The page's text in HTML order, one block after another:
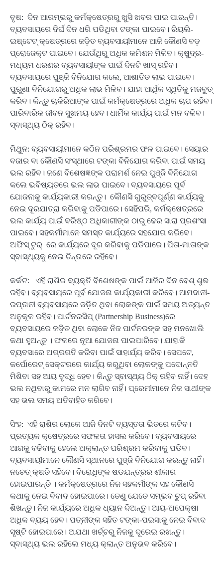
ବୃଷ: ଦିନ ଆରମ୍ଭରୁ କର୍ମକ୍ଷେତ୍ରରୁ ଖୁସି ଖବର ପାଇ ପାରନ୍ତି।
ବ୍ୟବସାୟରେ ଦିର୍ଘ ଦିନ ଧରି ପଡିଥିବା ଟଙ୍କା ପାଇବେ। ରିୟଲି-
ଇଷ୍ଟେଟ୍ କ୍ଷେତ୍ରରେ ଜଡି଼ତ ବ୍ୟବସାୟୀମାନେ ଆଜି କୌଣସି ବଡ଼
ପ୍ରୋଜେକ୍ଟ ପାଇବେ। ଯେଉଁଥିରୁ ଅଧିକ କମିଶନ ମିଳିବ। କ୍ଷୁଦ୍ର-
ମଧ୍ୟମ ଧରଣର ବ୍ୟବସାୟୀଙ୍କ ପାଇଁ ଦିନଟି ଖାସ୍ ରହିବ।
ବ୍ୟବସାୟରେ ପୁଞ୍ଜି ବିନିଯୋଗ କଲେ, ଆଶାତିତ ଲାଭ ପାଇବେ।
ପୁରୁଣା ବିନିଯୋଗରୁ ଅଧିକ ଲାଭ ମିଳିବ। ଯାହା ଆର୍ଥିକ ସ୍ଥିତିକୁ ମଜବୁତ୍
କରିବ। କିନ୍ତୁ ଚାକିରିଆଙ୍କ ପାଇଁ କର୍ମକ୍ଷେତ୍ରରେ ଅଧିକ ଚାପ ରହିବ।
ପାରିବାରିକ ଜୀବନ ସୁଖମୟ ହେବ। ଧାର୍ମିକ କାର୍ଯ୍ୟ ପାଇଁ ମନ ବଳିବ।
ସ୍ବାସ୍ଥ୍ୟ ଠିକ୍ ରହିବ।
ମିଥୁନ: ବ୍ୟବସାୟୀମାନେ କଠିନ ପରିଶ୍ରମର ଫଳ ପାଇବେ। ସେୟାର
ବଜାର ବା କୌଣସି ସଂସ୍ଥାରେ ଟଙ୍କା ବିନିଯୋଗ କରିବା ପାଇଁ ସମୟ
ଭଲ ରହିବ। ଜଣେ ବିଶେଷଜ୍ଞଙ୍କ ପରାମର୍ଶ ନେଇ ପୁଞ୍ଜି ବିନିଯୋଗ
କଲେ ଭବିଷ୍ୟତରେ ଭଲ ଲାଭ ପାଇବେ। ବ୍ୟବସାୟରେ ପୂର୍ବ
ଯୋଜନାକୁ କାର୍ଯ୍ୟକାରୀ କରନ୍ତୁ। କୌଣସି ଗୁରୁତ୍ବପୂର୍ଣ୍ଣ କାର୍ଯ୍ୟକୁ
ନେଇ ଦୂରଯାତ୍ରା କରିବାକୁ ପଡିପାରେ। ସେହିପରି, କର୍ମକ୍ଷେତ୍ରରେ
ଭଲ କାର୍ଯ୍ୟ ପାଇଁ ବରିଷ୍ଠ ଅଧିକାରୀଙ୍କ ଠାରୁ ଢେର ସାରା ପ୍ରଶଂସା
ପାଇବେ। ସହକର୍ମୀମାନେ ସମସ୍ତ କାର୍ଯ୍ୟରେ ସହଯୋଗ କରିବେ।
ଅଫିସ୍ ଟୁର୍ ରେ କାର୍ଯ୍ୟରେ ଦୂର କରିବାକୁ ପଡିପାରେ। ପିତା-ମାତାଙ୍କ
ସ୍ବାସ୍ଥ୍ୟକୁ ନେଇ ଚିନ୍ତାରେ ରହିବେ।
କର୍କଟ: ଏହି ରାଶିର ବ୍ୟକ୍ତି ବିଶେଷଙ୍କ ପାଇଁ ଆଜିର ଦିନ ବେଶ୍ ଶୁଭ
ରହିବ। ବ୍ୟବସାୟରେ ପୂର୍ବ ଯୋଜନା କାର୍ଯ୍ୟକାରୀ କରିବେ। ଆମଦାନୀ-
ରପ୍ତାନୀ ବ୍ୟବସାୟରେ ଜଡି଼ତ ଥିବା ଲୋକଙ୍କ ପାଇଁ ସମୟ ଅତ୍ୟନ୍ତ
ଅନୁକୂଳ ରହିବ। ପାର୍ଟନରସିପ୍ (Partnership Business)ରେ
ବ୍ୟବସାୟରେ ଜଡ଼ିତ ଥିବା ଲୋକେ ନିଜ ପାର୍ଟନରଙ୍କ ସହ ମନଖୋଲି
କଥା ହୁଅନ୍ତୁ । ଫଳରେ ନୂଆ ଯୋଜନା ପାଇପାରିବେ। ଯାହାକି
ବ୍ୟବସାରେ ଅଗ୍ରଗତି କରିବା ପାଇଁ ସାହାର୍ଯ୍ୟ କରିବ। ସେପଟେ,
କର୍ପୋରେଟ୍ ସେକ୍ଟରରେ କାର୍ଯ୍ୟ କରୁଥିବା ଲୋକଙ୍କୁ ପଦୋନ୍ନତି
ମିଶିବା ସହ ଆୟ ବୃଦ୍ଧି ହେବ। କିନ୍ତୁ ସ୍ବାସ୍ଥ୍ୟ ଠିକ୍ ରହିବ ନାହିଁ। ଦେହ
ଭଲ ନଥିବାରୁ କାମରେ ମନ ଲାଗିବ ନାହିଁ। ପ୍ରେମୀମାନେ ନିଜ ସାଥୀଙ୍କ
ସହ ଭଲ ସମୟ ଅତିବାହିତ କରିବେ।
ସିଂହ: ଏହି ରାଶିର ଲୋକେ ଆଜି ଦିନଟି ବ୍ୟସ୍ତତା ଭିତରେ କଟିବ।
ପ୍ରତ୍ୟକ କ୍ଷେତ୍ରରେ ସଫଳତା ହାସଲ କରିବେ। ବ୍ୟବସାୟରେ
ଆଗକୁ ବଢିବାକୁ ହେଲେ ଅକ୍ଲାନ୍ତ ପରିଶ୍ରମ କରିବାକୁ ପଡିବ।
ବ୍ୟବସାୟୀମାନେ କୌଣସି ସ୍ଥାନରେ ପୁଞ୍ଜି ବିନିଯୋଗ କରନ୍ତୁ ନାହିଁ।
ନଚେତ୍ କ୍ଷତି ସହିବେ। ବିରୋଧିଙ୍କ ଷଡଯନ୍ତ୍ରର ଶୀକାର
ହୋଇପାରନ୍ତି । କର୍ମକ୍ଷେତ୍ରରେ ନିଜ ସହକର୍ମୀଙ୍କ ସହ କୌଣସି
କଥାକୁ ନେଇ ବିବାଦ ହୋଇପାରେ। ତେଣୁ ଯେତେ ସମ୍ଭବ ଚୁପ୍ ରହିବା
ଶିଖନ୍ତୁ। ନିଜ କାର୍ଯ୍ୟରେ ଅଧିକ ଧ୍ୟାନ ଦିଅନ୍ତୁ। ଆୟ-ଅପେକ୍ଷା
ଅଧିକ ବ୍ୟୟ ହେବ। ପତ୍ନୀଙ୍କ ସହିତ ଟଙ୍କା-ପଇସାକୁ ନେଇ ବିବାଦ
ସୃଷ୍ଟି ହୋଇପାରେ। ଅଯଥା ଖର୍ଚ୍ଚରୁ ନିଜକୁ ଦୂରେଇ ରଖନ୍ତୁ।
ସ୍ବାସ୍ଥ୍ୟ ଭଲ ରହିଲେ ମଧ୍ୟ କ୍ଲାନ୍ତ ଅନୁଭବ କରିବେ।